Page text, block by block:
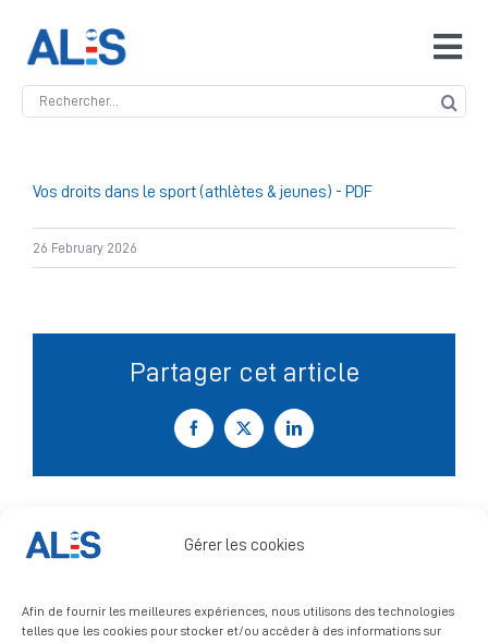
Gérer les cookies
Afin de fournir les meilleures expériences, nous utilisons des technologies
telles que les cookies pour stocker et/ou accéder à des informations sur
content
Search
Accueil
ALIS
Antidopage
Signalement
Vos droits dans le sport (athlètes & jeunes) - PDF
26 February 2026
Partager cet article
Facebook
X LinkedIn